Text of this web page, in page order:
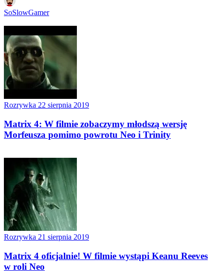
SoSlowGamer
Rozrywka 22 sierpnia 2019
Matrix 4: W filmie zobaczymy młodszą wersję
Morfeusza pomimo powrotu Neo i Trinity
Rozrywka 21 sierpnia 2019
Matrix 4 oficjalnie! W filmie wystąpi Keanu Reeves
w roli Neo